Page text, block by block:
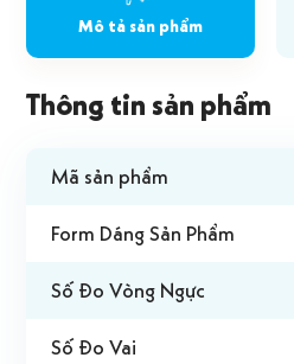
Mô tả sản phẩm
Thông tin sản phẩm
Mã sản phẩm
Form Dáng Sản Phẩm
Số Đo Vòng Ngực
Số Đo Vai